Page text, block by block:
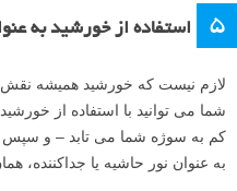
۵ استفاده از خورشید به
لازم نیست که خورشید همیشه نقش
شما می توانید با استفاده از
کم به سوژه شما می تابد – و سپس
به عنوان نور حاشیه یا جداکننده،